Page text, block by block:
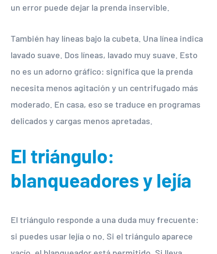
un error puede dejar la prenda inservible.
También hay líneas bajo la cubeta. Una línea indica
lavado suave. Dos líneas, lavado muy suave. Esto
no es un adorno gráfico: significa que la prenda
necesita menos agitación y un centrifugado más
moderado. En casa, eso se traduce en programas
delicados y cargas menos apretadas.
El triángulo:
blanqueadores y lejía
El triángulo responde a una duda muy frecuente:
si puedes usar lejía o no. Si el triángulo aparece